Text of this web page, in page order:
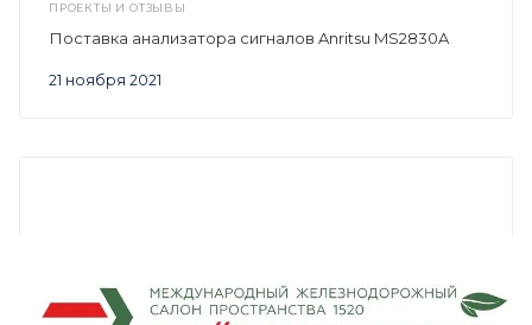
ПРОЕКТЫ И ОТЗЫВЫ
21 ноября 2021
Поставка анализатора сигналов Anritsu MS2830A